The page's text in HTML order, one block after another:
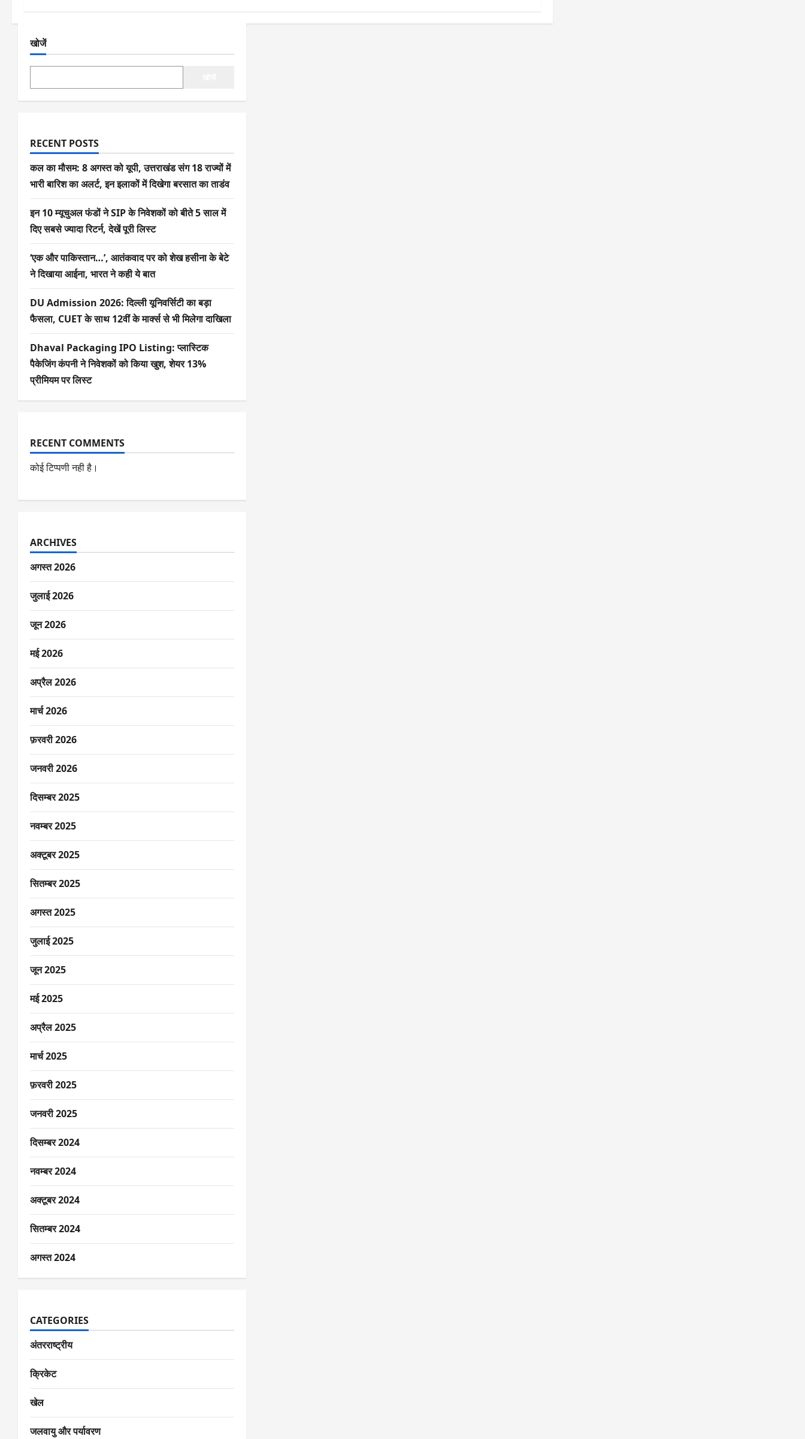
श
न
खोजें
RECENT POSTS
कल का मौसम: 8 अगस्त को यूपी, उत्तराखंड संग 18 राज्यों में
भारी बारिश का अलर्ट, इन इलाकों में दिखेगा बरसात का ताडंव
इन 10 म्यूचुअल फंडों ने SIP के निवेशकों को बीते 5 साल में
दिए सबसे ज्यादा रिटर्न, देखें पूरी लिस्ट
‘एक और पाकिस्तान…’, आतंकवाद पर को शेख हसीना के बेटे
ने दिखाया आईना, भारत ने कही ये बात
DU Admission 2026: दिल्ली यूनिवर्सिटी का बड़ा
फैसला, CUET के साथ 12वीं के मार्क्स से भी मिलेगा दाखिला
Dhaval Packaging IPO Listing: प्लास्टिक
पैकेजिंग कंपनी ने निवेशकों को किया खुश, शेयर 13%
प्रीमियम पर लिस्ट
RECENT COMMENTS
कोई टिप्पणी नही है।
ARCHIVES
अगस्त 2026
जुलाई 2026
जून 2026
मई 2026
अप्रैल 2026
मार्च 2026
फ़रवरी 2026
जनवरी 2026
दिसम्बर 2025
नवम्बर 2025
अक्टूबर 2025
सितम्बर 2025
अगस्त 2025
जुलाई 2025
जून 2025
मई 2025
अप्रैल 2025
मार्च 2025
फ़रवरी 2025
जनवरी 2025
दिसम्बर 2024
नवम्बर 2024
अक्टूबर 2024
सितम्बर 2024
अगस्त 2024
CATEGORIES
अंतरराष्ट्रीय
क्रिकेट
खेल
जलवायु और पर्यावरण